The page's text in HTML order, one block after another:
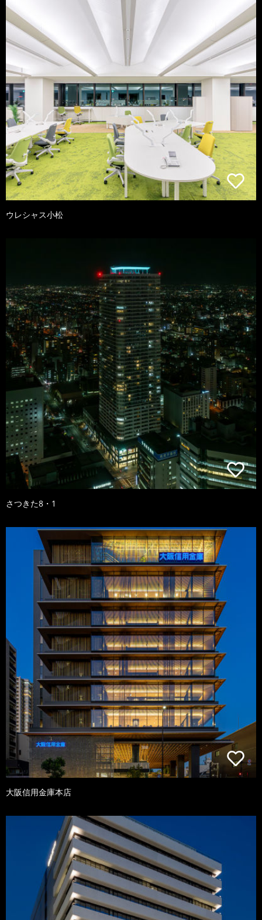
ウレシャス小松
さつきた8・1
大阪信用金庫本店